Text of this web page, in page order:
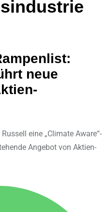
neue
eine „Climate Aware“-
Angebot von Aktien-